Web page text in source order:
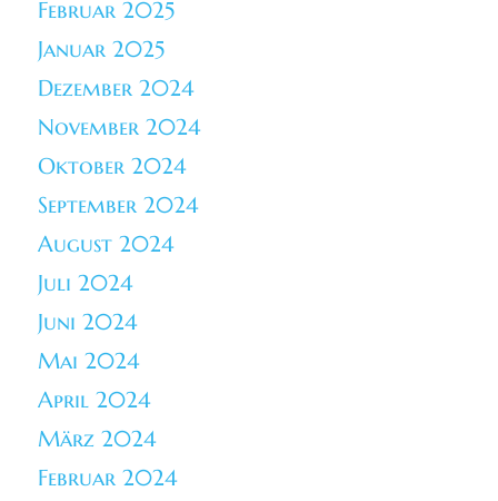
Februar 2025
Januar 2025
Dezember 2024
November 2024
Oktober 2024
September 2024
August 2024
Juli 2024
Juni 2024
Mai 2024
April 2024
März 2024
Februar 2024